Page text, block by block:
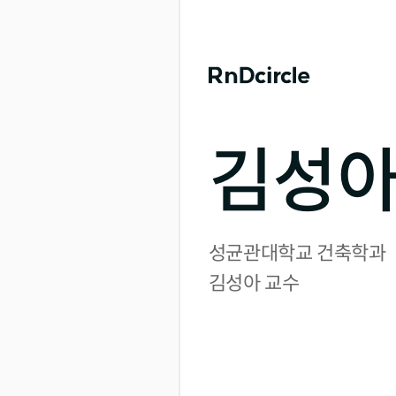
김성
성균관대학교 건축학과
김성아 교수